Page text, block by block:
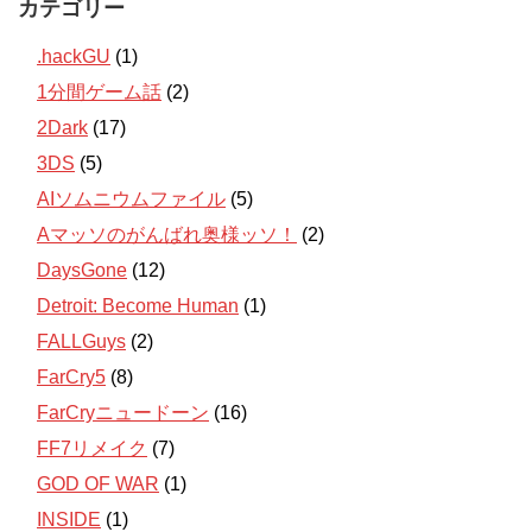
カテゴリー
.hackGU (1)
1分間ゲーム話 (2)
2Dark (17)
3DS (5)
AIソムニウムファイル (5)
Aマッソのがんばれ奥様ッソ！
(2)
DaysGone (12)
Detroit: Become Human (1)
FALLGuys (2)
FarCry5 (8)
FarCryニュードーン (16)
FF7リメイク (7)
GOD OF WAR (1)
INSIDE (1)